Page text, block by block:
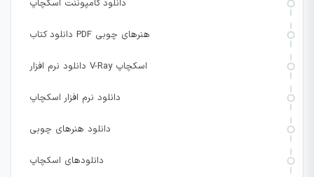
دانلود کامپوننت اسکچاپ
دانلود کتاب PDF هنرهای چوبی
دانلود نرم افزار V-Ray اسکچاپ
دانلود نرم افزار اسکچاپ
دانلود هنرهای چوبی
دانلودهای اسکچاپ